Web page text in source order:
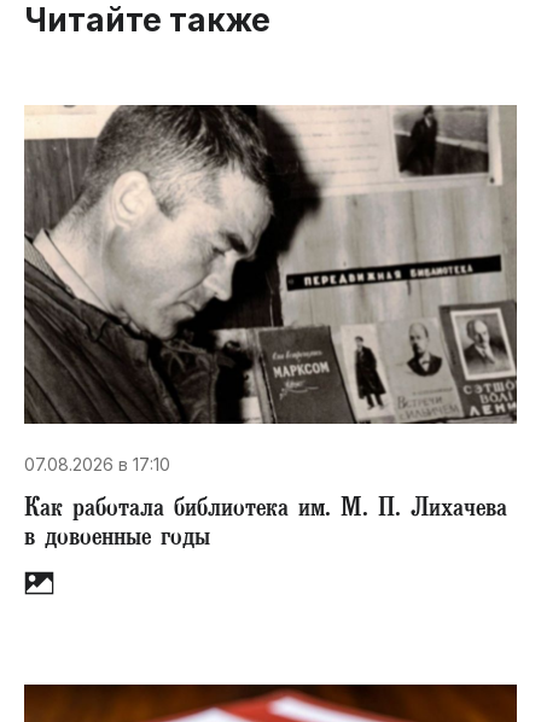
Читайте также
07.08.2026 в 17:10
Как работала библиотека им. М. П. Лихачева
в довоенные годы